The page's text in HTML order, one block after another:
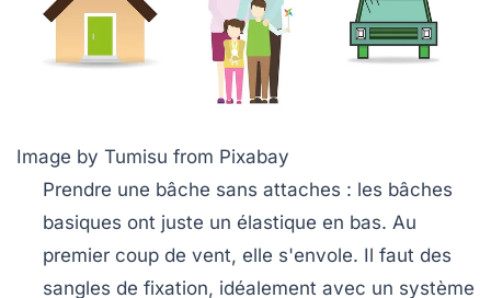
Image by Tumisu from Pixabay
Prendre une bâche sans attaches : les bâches
basiques ont juste un élastique en bas. Au
premier coup de vent, elle s'envole. Il faut des
sangles de fixation, idéalement avec un système